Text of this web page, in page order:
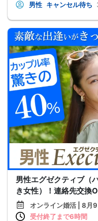
男性 キャンセル待ち
男性エグゼクティブ（
き女性）！連絡先交換
オンライン婚活 | 8月
受付終了まで6時間